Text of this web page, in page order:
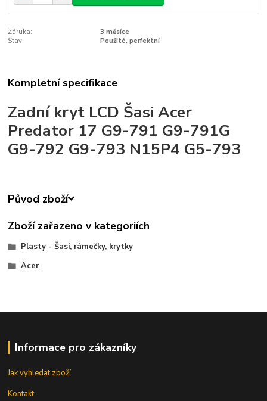
Záruka:
3 měsíce
Stav:
Použité, perfektní
Kompletní specifikace
Zadní kryt LCD Šasi Acer
Predator 17 G9-791 G9-791G
G9-792 G9-793 N15P4 G5-793
Původ zboží
Zboží zařazeno v kategoriích
Plasty - Šasi, rámečky, krytky
Acer
Informace pro zákazníky
Jak vyhledat zboží
Kontakt